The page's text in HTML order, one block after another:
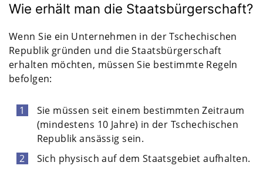
Wie erhält man die Staatsbürgerschaft?
Wenn Sie ein Unternehmen in der Tschechischen
Republik gründen und die Staatsbürgerschaft
erhalten möchten, müssen Sie bestimmte Regeln
befolgen:
Sie müssen seit einem bestimmten Zeitraum
(mindestens 10 Jahre) in der Tschechischen
Republik ansässig sein.
Sich physisch auf dem Staatsgebiet aufhalten.